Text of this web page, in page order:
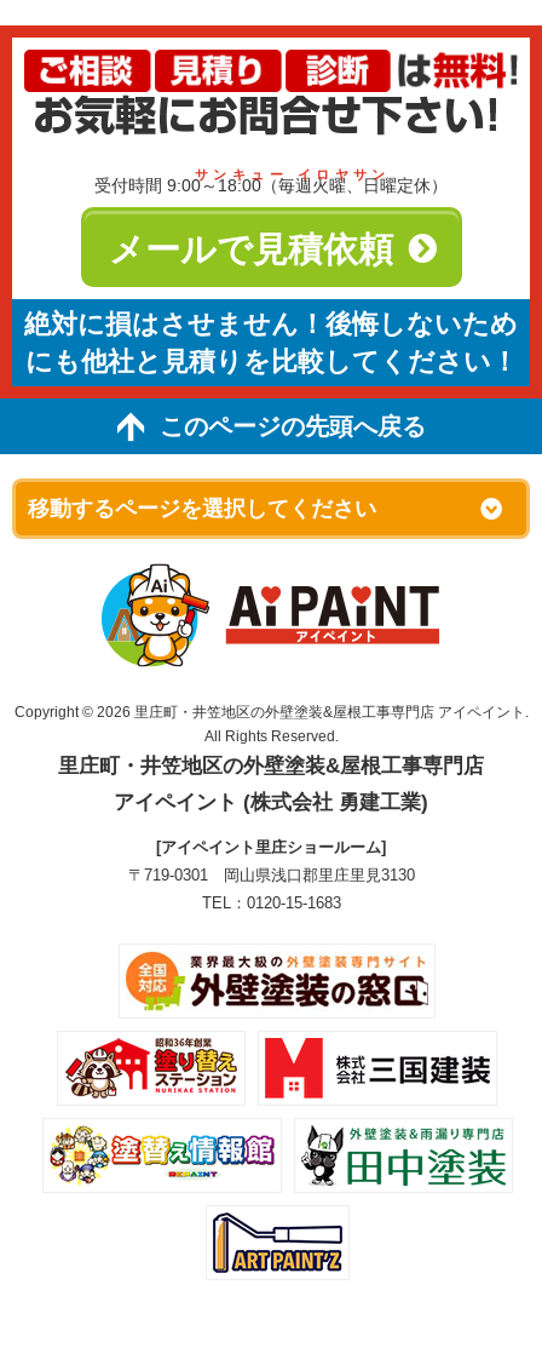
サンキュー イロヤサン
受付時間 9:00～18:00（毎週火曜、日曜定休）
メールで見積依頼
絶対に損はさせません！後悔しないため
にも他社と見積りを比較してください！
このページの先頭へ戻る
Copyright © 2026 里庄町・井笠地区の外壁塗装&屋根工事専門店 アイペイント.
All Rights Reserved.
里庄町・井笠地区の外壁塗装&屋根工事専門店
アイペイント (株式会社 勇建工業)
[アイペイント里庄ショールーム]
〒719-0301 岡山県浅口郡里庄里見3130
TEL：0120-15-1683